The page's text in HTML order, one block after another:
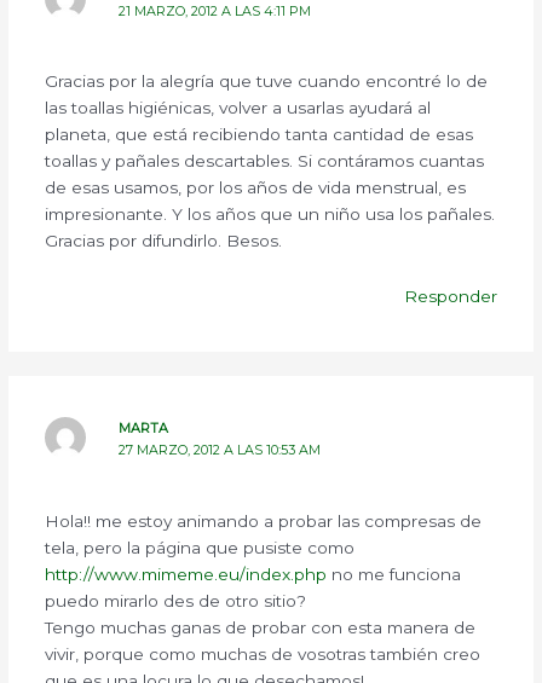
21 MARZO, 2012 A LAS 4:11 PM
Gracias por la alegría que tuve cuando encontré lo de
las toallas higiénicas, volver a usarlas ayudará al
planeta, que está recibiendo tanta cantidad de esas
toallas y pañales descartables. Si contáramos cuantas
de esas usamos, por los años de vida menstrual, es
impresionante. Y los años que un niño usa los pañales.
Gracias por difundirlo. Besos.
Responder
MARTA
27 MARZO, 2012 A LAS 10:53 AM
Hola!! me estoy animando a probar las compresas de
tela, pero la página que pusiste como
http://www.mimeme.eu/index.php no me funciona
puedo mirarlo des de otro sitio?
Tengo muchas ganas de probar con esta manera de
vivir, porque como muchas de vosotras también creo